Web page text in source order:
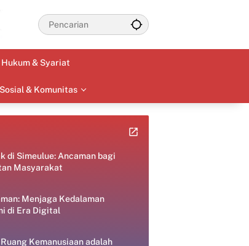
Hukum & Syariat
Sosial & Komunitas
di Simeulue: Ancaman bagi
Masyarakat
Menjaga Kedalaman
di Era Digital
Kemanusiaan adalah